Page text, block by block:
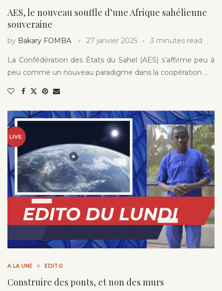
AES, le nouveau souffle d’une Afrique sahélienne
souveraine
by Bakary FOMBA 27 janvier 2025 3 minutes read
La Confédération des États du Sahel (AES) s’affirme peu à
peu comme un nouveau paradigme dans la coopération …
A LA UNE EDITO
Construire des ponts, et non des murs